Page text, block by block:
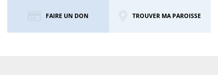
FAIRE UN DON TROUVER MA PAROISSE